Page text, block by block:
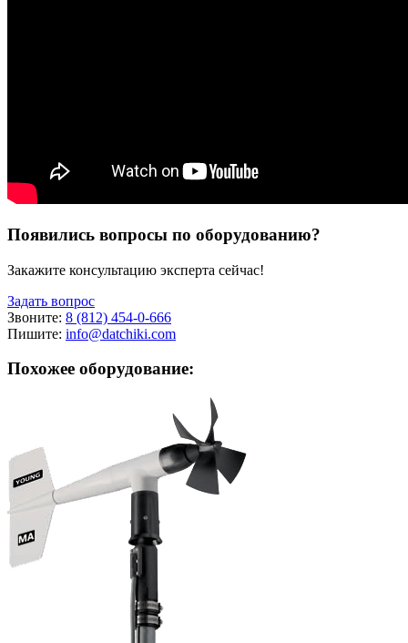
Появились вопросы по оборудованию?
Закажите консультацию эксперта сейчас!
Задать вопрос
Звоните: 8 (812) 454-0-666
Пишите: info@datchiki.com
Похожее оборудование: